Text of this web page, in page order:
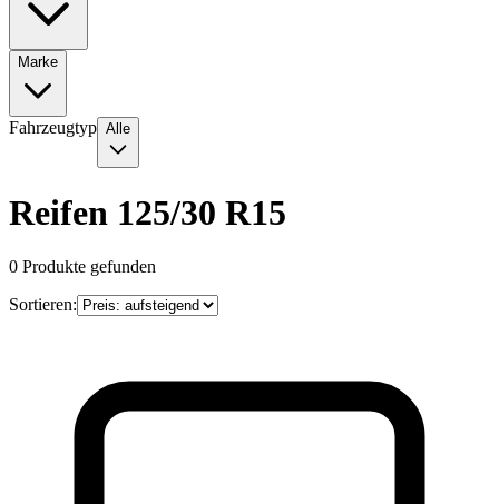
Marke
Fahrzeugtyp Alle
Reifen 125/30 R15
0 Produkte gefunden
Sortieren: